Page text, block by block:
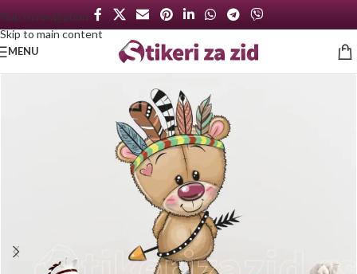
Skip to navigation
Skip to main content
MENU